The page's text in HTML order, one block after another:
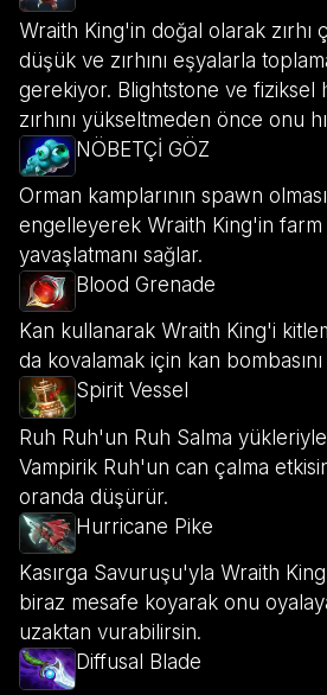
Wraith King'in doğal olarak zırhı
düşük ve zırhını eşyalarla
gerekiyor. Blightstone ve fiziksel
zırhını yükseltmeden önce onu
NÖBETÇİ GÖZ
Orman kamplarının spawn
engelleyerek Wraith King'in farm
yavaşlatmanı sağlar.
Blood Grenade
Kan kullanarak Wraith King'i
da kovalamak için kan
Spirit Vessel
Ruh Ruh'un Ruh Salma yükleriyle
Vampirik Ruh'un can çalma
oranda düşürür.
Hurricane Pike
Kasırga Savuruşu'yla Wraith
biraz mesafe koyarak onu
uzaktan vurabilirsin.
Diffusal Blade